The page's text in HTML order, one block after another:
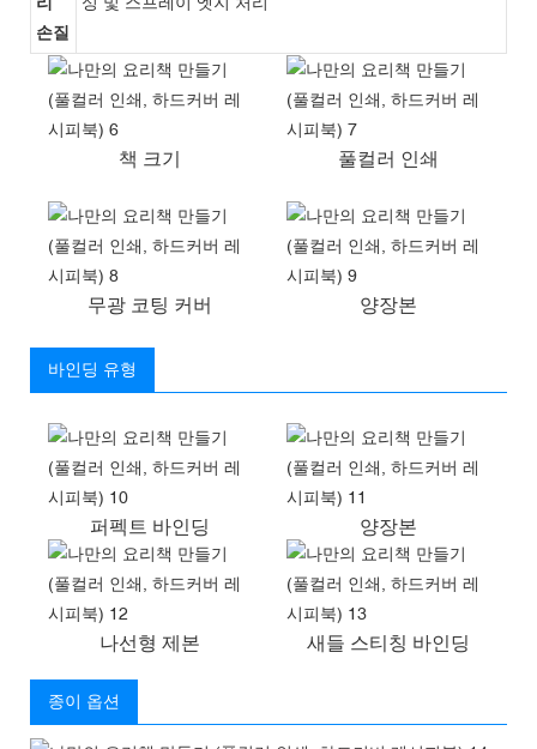
손질
책 크기 풀컬러 인쇄
무광 코팅 커버 양장본
바인딩 유형
퍼펙트 바인딩 양장본
나선형 제본 새들 스티칭 바인딩
종이 옵션